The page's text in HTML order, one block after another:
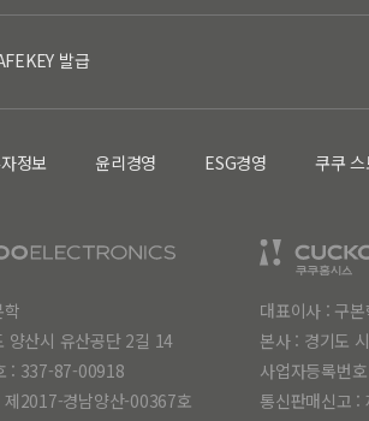
발급
정보 윤리경영 ESG경영 쿠쿠 스
학
양산시 유산공단 2길 14
: 337-87-00918
제2017-경남양산-00367호
대표이사 : 구본
본사 : 경기도
사업자등록번
통신판매신고